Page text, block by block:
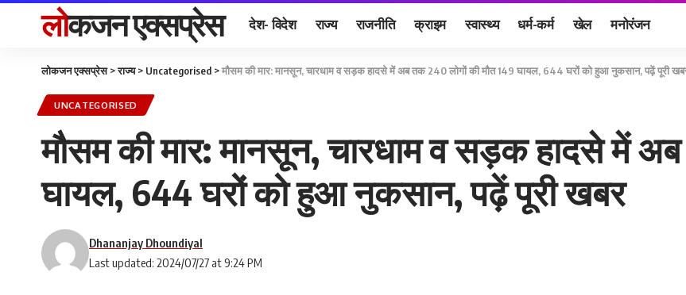
लोकजन एक्सप्रेस देश- विदेश राज्य राजनीति क्राइम स्वास्थ्य धर्म-कर्म खेल मनोरंजन
लोकजन एक्सप्रेस>राज्य> Uncategorised >मौसम की मार: मानसून, चारधाम व सड़क हादसे में अब तक 240 लोगों की मौत 149 घायल, 644 घरों को हुआ नुकसान, पढ़ें पूरी
UNCATEGORISED
मौसम की मार: मानसून, चारधाम व सड़क हादसे में
घायल, 644 घरों को हुआ नुकसान, पढ़ें पूरी खबर
Last updated: 2024/07/27 at 9:24 PM
Dhananjay Dhoundiyal